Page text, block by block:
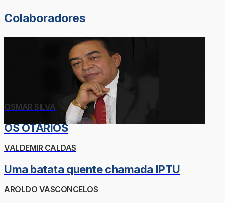
Colaboradores
OSMAR SILVA
OS OTÁRIOS
VALDEMIR CALDAS
Uma batata quente chamada IPTU
AROLDO VASCONCELOS